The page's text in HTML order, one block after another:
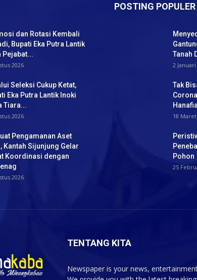
dan Rotasi Kembali
Bupati Eka Putra Lantik
Pejabat...
2026
Seleksi Cukup Ketat,
Eka Putra Lantik Inoki
Tiara...
2026
Pengamanan Aset
Kantah Sijunjung Gelar
Koordinasi dengan
2026
POSTING POPULER
Tanah
2 Januari
Tak
18 Maret
Pohon
25
TENTANG KITA
Newspaper is your news,